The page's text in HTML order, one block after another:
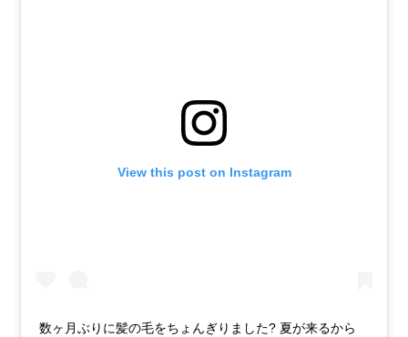
View this post on Instagram
数ヶ月ぶりに髪の毛をちょんぎりました? 夏が来るから